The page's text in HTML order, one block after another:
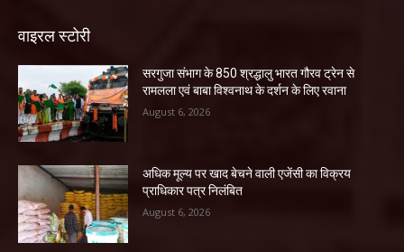
वाइरल स्टोरी
सरगुजा संभाग के 850 श्रद्धालु भारत गौरव ट्रेन से
रामलला एवं बाबा विश्वनाथ के दर्शन के लिए रवाना
August 6, 2026
अधिक मूल्य पर खाद बेचने वाली एजेंसी का विक्रय
प्राधिकार पत्र निलंबित
August 6, 2026